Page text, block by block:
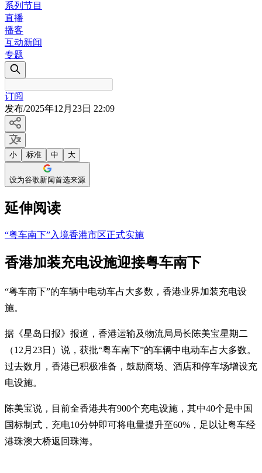
系列节目
直播
播客
互动新闻
专题
订阅
发布/2025年12月23日 22:09
小 标准 中 大
设为谷歌新闻首选来源
延伸阅读
“粤车南下”入境香港市区正式实施
香港加装充电设施迎接粤车南下
“粤车南下”的车辆中电动车占大多数，香港业界加装充电设
施。
据《星岛日报》报道，香港运输及物流局局长陈美宝星期二
（12月23日）说，获批“粤车南下”的车辆中电动车占大多数。
过去数月，香港已积极准备，鼓励商场、酒店和停车场增设充
电设施。
陈美宝说，目前全香港共有900个充电设施，其中40个是中国
国标制式，充电10分钟即可将电量提升至60%，足以让粤车经
港珠澳大桥返回珠海。